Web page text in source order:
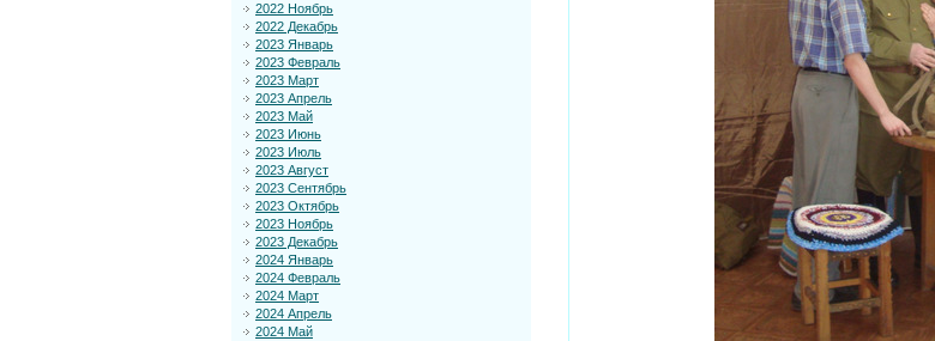
2022 Ноябрь
2022 Декабрь
2023 Январь
2023 Февраль
2023 Март
2023 Апрель
2023 Май
2023 Июнь
2023 Июль
2023 Август
2023 Сентябрь
2023 Октябрь
2023 Ноябрь
2023 Декабрь
2024 Январь
2024 Февраль
2024 Март
2024 Апрель
2024 Май